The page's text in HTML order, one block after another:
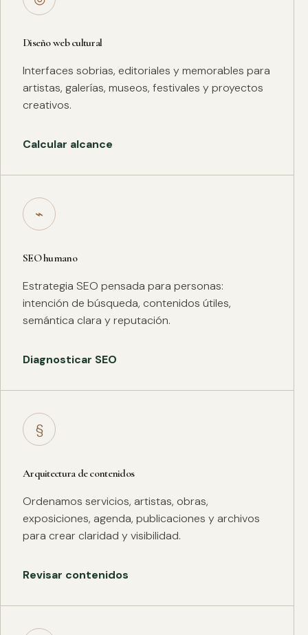
Diseño web cultural
Interfaces sobrias, editoriales y memorables para
artistas, galerías, museos, festivales y proyectos
creativos.
Calcular alcance
⌁
SEO humano
Estrategia SEO pensada para personas:
intención de búsqueda, contenidos útiles,
semántica clara y reputación.
Diagnosticar SEO
§
Arquitectura de contenidos
Ordenamos servicios, artistas, obras,
exposiciones, agenda, publicaciones y archivos
para crear claridad y visibilidad.
Revisar contenidos